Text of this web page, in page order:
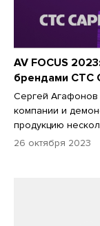
AV FOCUS
брендами CTC
Сергей Агафонов
компании и
продукцию
26 октября 2023